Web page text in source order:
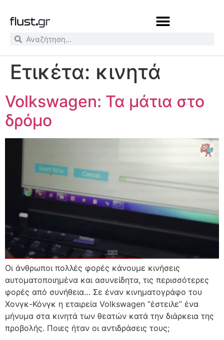
Ετικέτα: κινητά
Volkswagen: Τα μάτια στο
δρόμο
Οι άνθρωποι πολλές φορές κάνουμε κινήσεις
αυτοματοποιημένα και ασυνείδητα, τις περισσότερες
φορές από συνήθεια… Σε έναν κινηματογράφο του
Χονγκ-Κόνγκ η εταιρεία Volkswagen “έστειλε” ένα
μήνυμα στα κινητά των θεατών κατά την διάρκεια της
προβολής. Ποιες ήταν οι αντιδράσεις τους;